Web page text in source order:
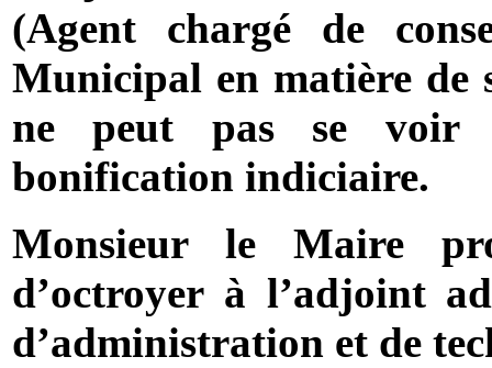
(Agent chargé de
Municipal en matière de
ne peut pas se voir
bonification indiciaire.
Monsieur le Maire
d’octroyer à l’adjoint
d’administration et de